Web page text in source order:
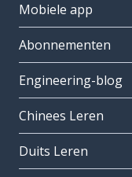
Mobiele app
Abonnementen
Engineering-blog
Chinees Leren
Duits Leren